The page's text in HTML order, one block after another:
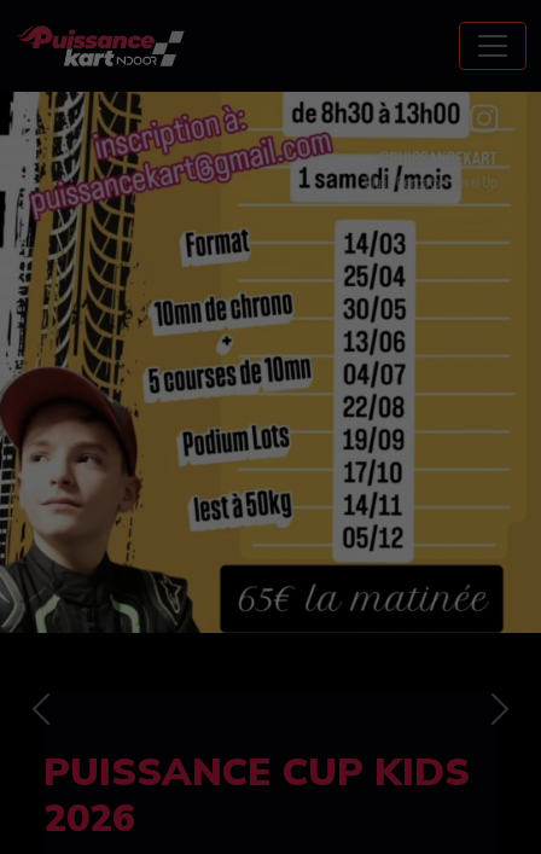
FELINE CUP 100%
féminine
Previous Next